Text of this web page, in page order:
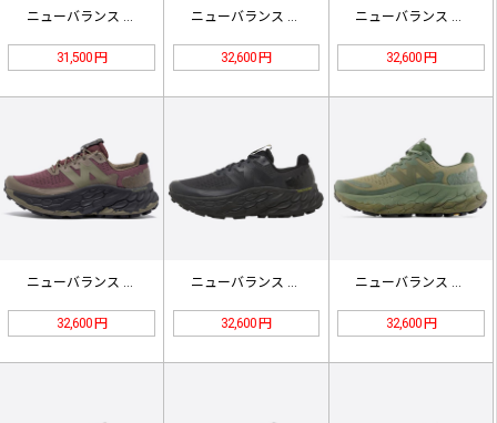
31,500 円 32,600 円 32,600 円
ニューバランス フレッシュ フォーム…
32,600 円
ニューバランス フレッシュ フォーム…
32,600 円
ニューバランス フレッシュ フォーム…
32,600 円